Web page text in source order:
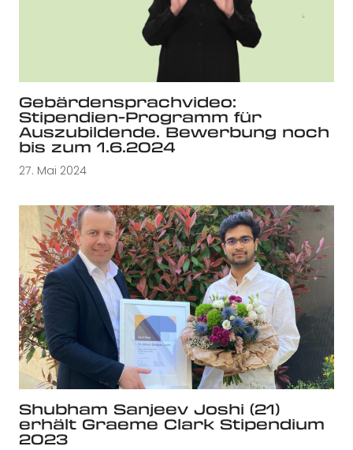
Gebärdensprachvideo:
Stipendien-Programm für
Auszubildende. Bewerbung noch
bis zum 1.6.2024
27. Mai 2024
Shubham Sanjeev Joshi (21)
erhält Graeme Clark Stipendium
2023